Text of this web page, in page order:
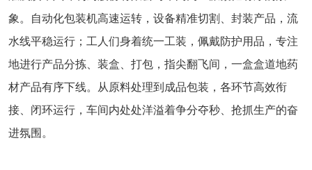
象。自动化包装机高速运转，设备精准切割、封装产品，流
水线平稳运行；工人们身着统一工装，佩戴防护用品，专注
地进行产品分拣、装盒、打包，指尖翻飞间，一盒盒道地药
材产品有序下线。从原料处理到成品包装，各环节高效衔
接、闭环运行，车间内处处洋溢着争分夺秒、抢抓生产的奋
进氛围。